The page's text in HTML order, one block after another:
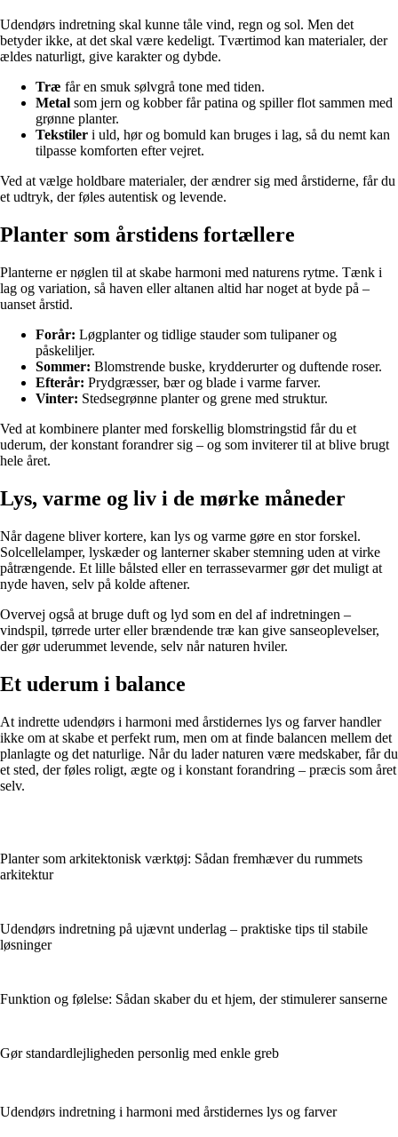
Udendørs indretning skal kunne tåle vind, regn og sol. Men det
betyder ikke, at det skal være kedeligt. Tværtimod kan materialer, der
ældes naturligt, give karakter og dybde.
Træ får en smuk sølvgrå tone med tiden.
Metal som jern og kobber får patina og spiller flot sammen med
grønne planter.
Tekstiler i uld, hør og bomuld kan bruges i lag, så du nemt kan
tilpasse komforten efter vejret.
Ved at vælge holdbare materialer, der ændrer sig med årstiderne, får du
et udtryk, der føles autentisk og levende.
Planter som årstidens fortællere
Planterne er nøglen til at skabe harmoni med naturens rytme. Tænk i
lag og variation, så haven eller altanen altid har noget at byde på –
uanset årstid.
Forår: Løgplanter og tidlige stauder som tulipaner og
påskeliljer.
Sommer: Blomstrende buske, krydderurter og duftende roser.
Efterår: Prydgræsser, bær og blade i varme farver.
Vinter: Stedsegrønne planter og grene med struktur.
Ved at kombinere planter med forskellig blomstringstid får du et
uderum, der konstant forandrer sig – og som inviterer til at blive brugt
hele året.
Lys, varme og liv i de mørke måneder
Når dagene bliver kortere, kan lys og varme gøre en stor forskel.
Solcellelamper, lyskæder og lanterner skaber stemning uden at virke
påtrængende. Et lille bålsted eller en terrassevarmer gør det muligt at
nyde haven, selv på kolde aftener.
Overvej også at bruge duft og lyd som en del af indretningen –
vindspil, tørrede urter eller brændende træ kan give sanseoplevelser,
der gør uderummet levende, selv når naturen hviler.
Et uderum i balance
At indrette udendørs i harmoni med årstidernes lys og farver handler
ikke om at skabe et perfekt rum, men om at finde balancen mellem det
planlagte og det naturlige. Når du lader naturen være medskaber, får du
et sted, der føles roligt, ægte og i konstant forandring – præcis som året
selv.
Planter som arkitektonisk værktøj: Sådan fremhæver du rummets
arkitektur
Udendørs indretning på ujævnt underlag – praktiske tips til stabile
løsninger
Funktion og følelse: Sådan skaber du et hjem, der stimulerer sanserne
Gør standardlejligheden personlig med enkle greb
Udendørs indretning i harmoni med årstidernes lys og farver